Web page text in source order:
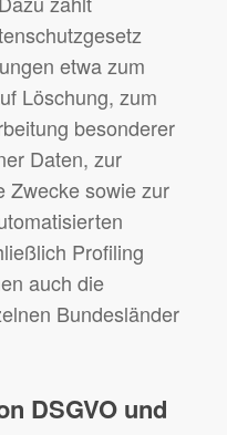
etwa zum
Löschung, zum
besonderer
Daten, zur
Zwecke sowie zur
Profiling
auch die
Bundesländer
DSGVO und